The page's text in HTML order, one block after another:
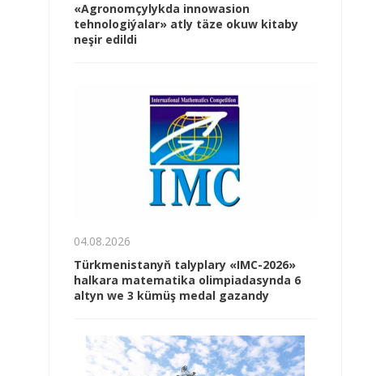
«Agronomçylykda innowasion
tehnologiýalar» atly täze okuw kitaby
neşir edildi
04.08.2026
Türkmenistanyň talyplary «IMC-2026»
halkara matematika olimpiadasynda 6
altyn we 3 kümüş medal gazandy